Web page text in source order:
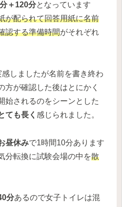
＋120分となっています
が配られて回答用紙に名前
認する準備時間がそれぞれ
しましたが名前を書き終わ
方が確認した後はとにかく
始されるのをシーンとした
ても長く 感じられました。
昼休みで1時間10分あります
分転換に試験会場の中を散
分あるので女子トイレは混